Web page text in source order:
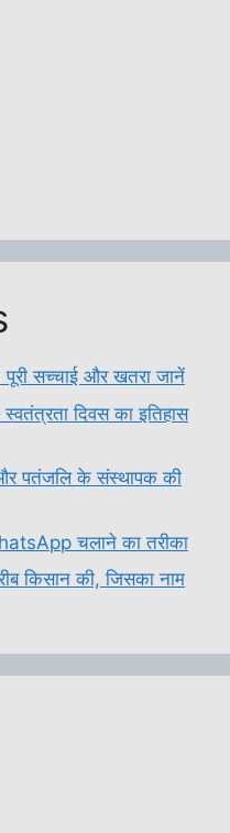
पूरी सच्चाई और खतरा जानें
दिवस का इतिहास
और पतंजलि के संस्थापक की
चलाने का तरीका
किसान की, जिसका नाम